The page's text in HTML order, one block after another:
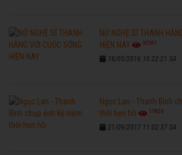
NỮ NGHỆ SĨ THANH
HIỆN NAY
32581
18/05/2016 10:22:21 SA
Ngọc Lan - Thanh Bình
thời hẹn hò
17826
21/09/2017 11:02:37 SA